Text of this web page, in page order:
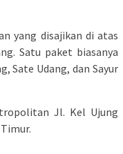
yang disajikan di atas
Satu paket biasanya
Sate Udang, dan Sayur
Jl. Kel Ujung